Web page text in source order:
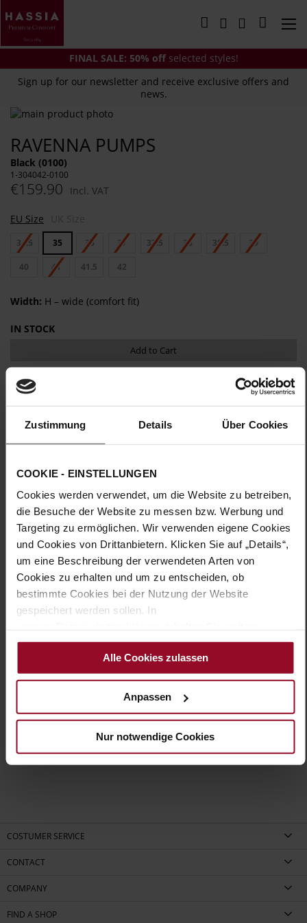
Zustimmung Details Über Cookies
COOKIE - EINSTELLUNGEN
Cookies werden verwendet, um die Website zu betreiben,
die Besuche der Website zu messen bzw. Werbung und
Targeting zu ermöglichen. Wir verwenden eigene Cookies
und Cookies von Drittanbietern. Klicken Sie auf „Details“,
um eine Beschreibung der verwendeten Arten von
Cookies zu erhalten und um zu entscheiden, ob
bestimmte Cookies bei der Nutzung der Website
gespeichert werden sollen. In
Informationen.
Alle Cookies zulassen
Anpassen
Nur notwendige Cookies
to
Content
My Cart
FINAL SALE: 50% offselected styles!
Sign up for our newsletter and receive exclusive offers and
news.
RAVENNA PUMPS
Black (0100)
1-304042-0100
€159.90 Incl. VAT
EU Size
34.5 35 36 37 37.5 38 38.5 39
40 41 41.5 42
Width: H – wide (comfort fit)
IN STOCK
Add to Cart
Upper Material:
Lining:Leather
Details
More
Information
TPU/TR/EVA-Sole
Leather
H – wide (comfort fit)
Made in Europe, Upper Material (LEATHER
WORKING GROUP Gold certified), Lining / Insole (LEATHER
No Lacing
45
kidskin, finely sanded with a velvety finish
Skip
the
end
of
the
images
to
the
beginning
of
the
gallery
COSTUMER SERVICE
CONTACT
COMPANY
FIND A SHOP